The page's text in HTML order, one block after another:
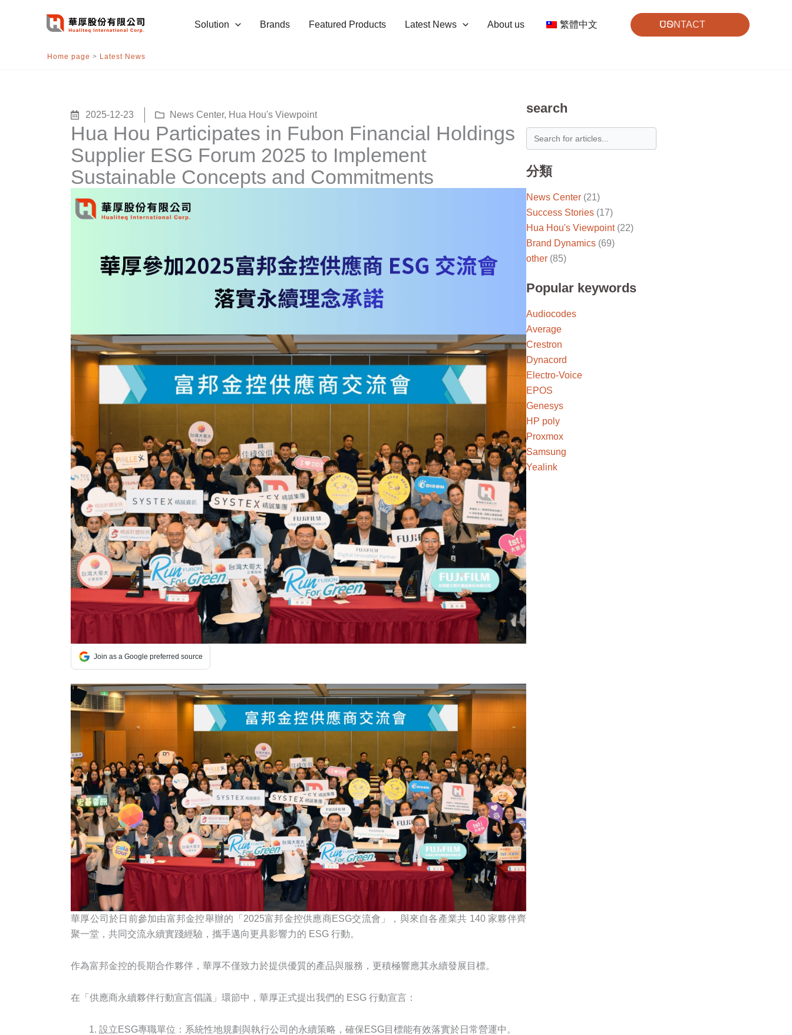
Solution Brands Featured Products Latest News About us 繁體中文 CONTACT US
Home page > Latest News
2025-12-23 News Center, Hua Hou's Viewpoint
Hua Hou Participates in Fubon Financial Holdings
Supplier ESG Forum 2025 to Implement
Sustainable Concepts and Commitments
Join as a Google preferred source
華厚公司於日前參加由富邦金控舉辦的「2025富邦金控供應商ESG交流會」，與來自各產業共 140 家夥伴齊
聚一堂，共同交流永續實踐經驗，攜手邁向更具影響力的 ESG 行動。
作為富邦金控的長期合作夥伴，華厚不僅致力於提供優質的產品與服務，更積極響應其永續發展目標。
在「供應商永續夥伴行動宣言倡議」環節中，華厚正式提出我們的 ESG 行動宣言：
設立ESG專職單位：系統性地規劃與執行公司的永續策略，確保ESG目標能有效落實於日常營運中。
search
分類
News Center(21)
Success Stories(17)
Hua Hou's Viewpoint(22)
Brand Dynamics(69)
other(85)
Popular keywords
Audiocodes
Average
Crestron
Dynacord
Electro-Voice
EPOS
Genesys
HP poly
Proxmox
Samsung
Yealink